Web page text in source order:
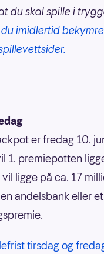
du skal spille i
imidlertid
er fredag 10.
1. premiepotten
ligge på ca. 17
andelsbank eller
tirsdag og